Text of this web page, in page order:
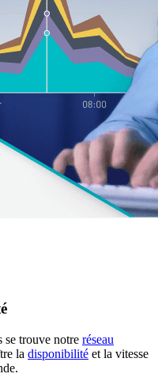
se trouve notre réseau
la disponibilité et la vitesse